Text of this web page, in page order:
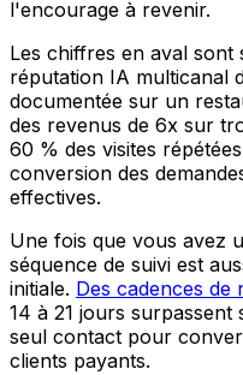
l'encourage à revenir.
Les chiffres en aval sont
réputation IA multicanal
documentée sur un
des revenus de 6x sur
60 % des visites
conversion des
effectives.
Une fois que vous avez
séquence de suivi est
initiale. Des cadences de
14 à 21 jours surpassent
seul contact pour
clients payants.